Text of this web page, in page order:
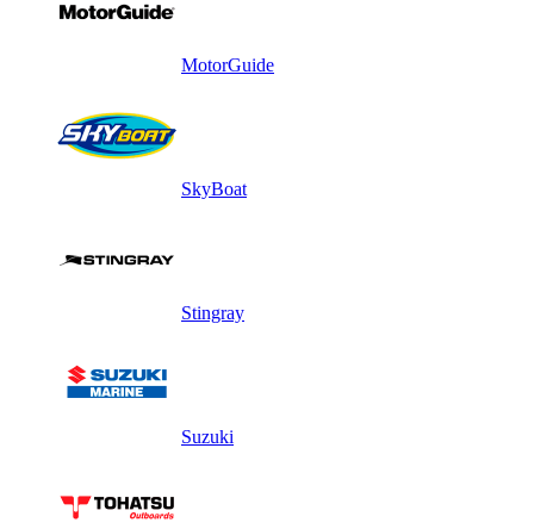
MotorGuide
SkyBoat
Stingray
Suzuki